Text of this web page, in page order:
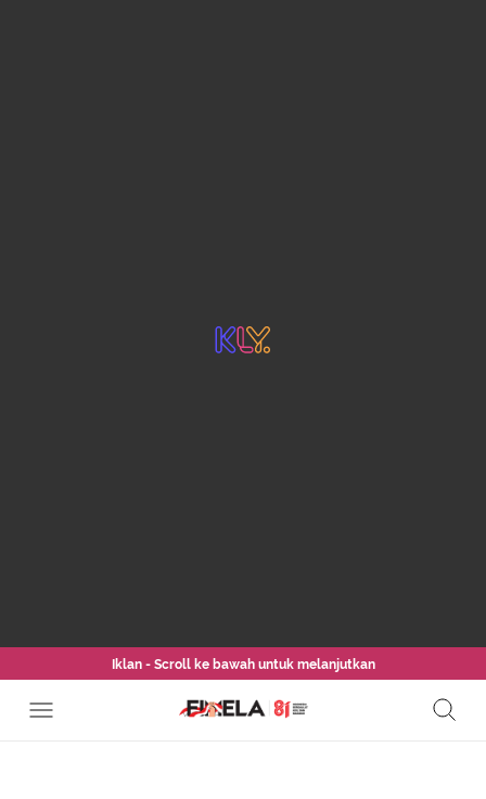
Iklan - Scroll ke bawah untuk melanjutkan